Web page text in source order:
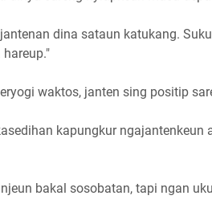
dina sataun katukang.
waktos, janten sing positip
kapungkur ngajantenkeun
bakal sosobatan, tapi ngan